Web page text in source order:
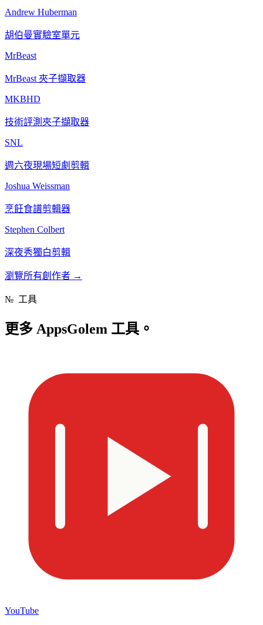
Andrew Huberman
胡伯曼實驗室單元
MrBeast
MrBeast 夾子擷取器
MKBHD
技術評測夾子擷取器
SNL
週六夜現場短劇剪輯
Joshua Weissman
烹飪食譜剪輯器
Stephen Colbert
深夜秀獨白剪輯
瀏覽所有創作者 →
№ 工具
更多 AppsGolem 工具。
YouTube